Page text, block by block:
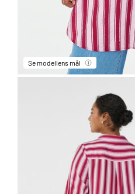
Se modellens mål